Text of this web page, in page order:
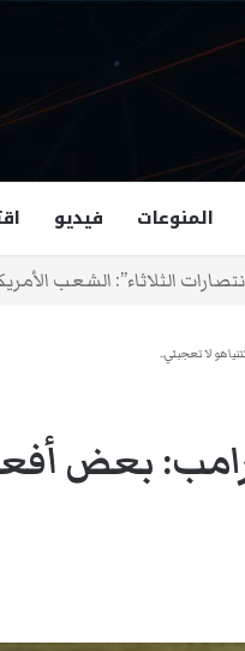
المنوعات فيديو
لمدينة نيويورك وغزالة
لا تعجبني..
بعض
البريد